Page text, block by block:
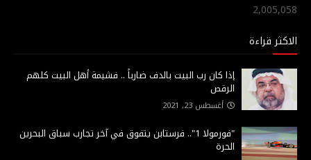
2,005,058
الاكثر قراءة
إذا كان رب البيت بالدف ضارباً .. فشيمة أهل البيت كلهم
الرقص
أغسطس 23, 2021
"فورمولا 1".. فرستابن يتفوق في آخر تجارب سباق البحرين
الحرة